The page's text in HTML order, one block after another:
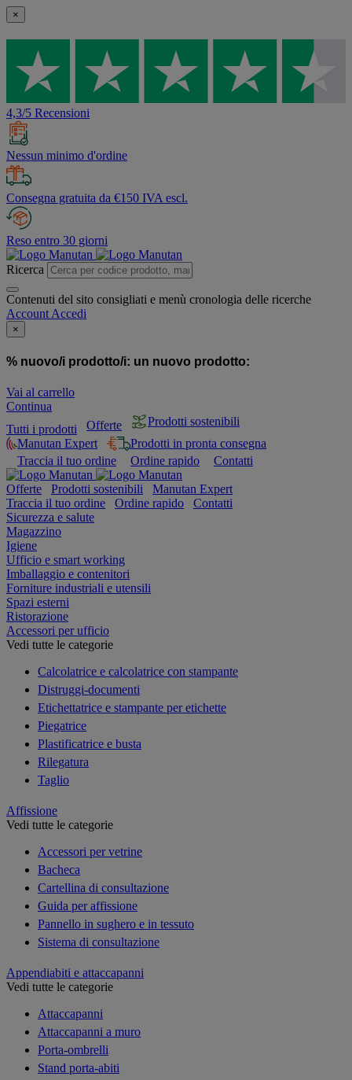
×
4,3/5 Recensioni
Nessun minimo d'ordine
Consegna gratuita da €150 IVA escl.
Reso entro 30 giorni
Ricerca
Contenuti del sito consigliati e menù cronologia delle ricerche
Account Accedi
×
% nuovo/i prodotto/i: un nuovo prodotto:
Vai al carrello
Continua
Tutti i prodotti
Offerte
Prodotti sostenibili
Manutan Expert
Prodotti in pronta consegna
Traccia il tuo ordine
Ordine rapido Contatti
Offerte Prodotti sostenibili
Manutan Expert
Traccia il tuo ordine
Ordine rapido
Contatti
Sicurezza e salute
Magazzino
Igiene
Ufficio e smart working
Imballaggio e contenitori
Forniture industriali e utensili
Spazi esterni
Ristorazione
Accessori per ufficio
Vedi tutte le categorie
Calcolatrice e calcolatrice con stampante
Distruggi-documenti
Etichettatrice e stampante per etichette
Piegatrice
Plastificatrice e busta
Rilegatura
Taglio
Affissione
Vedi tutte le categorie
Accessori per vetrine
Bacheca
Cartellina di consultazione
Guida per affissione
Pannello in sughero e in tessuto
Sistema di consultazione
Appendiabiti e attaccapanni
Vedi tutte le categorie
Attaccapanni
Attaccapanni a muro
Porta-ombrelli
Stand porta-abiti